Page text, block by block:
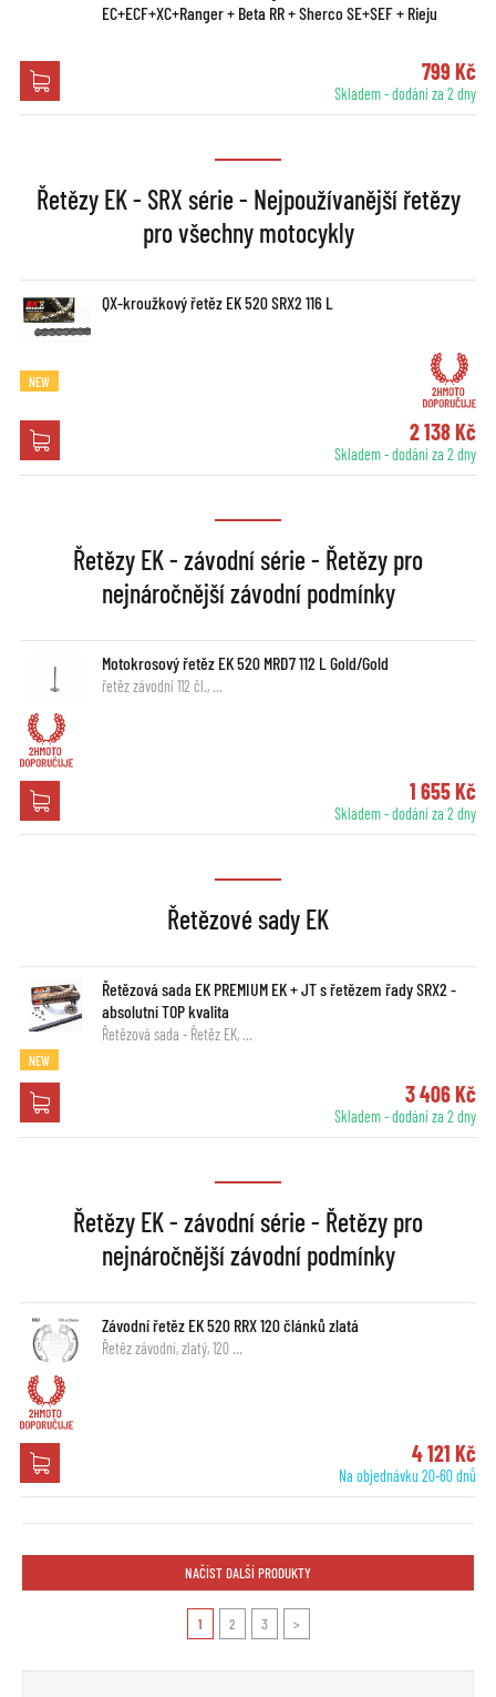
EC+ECF+XC+Ranger + Beta RR + Sherco SE+SEF + Rieju
799 Kč
Skladem - dodání za 2 dny
Řetězy EK - SRX série - Nejpoužívanější řetězy
pro všechny motocykly
QX-kroužkový řetěz EK 520 SRX2 116 L
NEW
2 138 Kč
Skladem - dodání za 2 dny
Řetězy EK - závodní série - Řetězy pro
nejnáročnější závodní podmínky
Motokrosový řetěz EK 520 MRD7 112 L Gold/Gold
řetěz závodní 112 čl., …
1 655 Kč
Skladem - dodání za 2 dny
Řetězové sady EK
Řetězová sada EK PREMIUM EK + JT s řetězem řady SRX2 -
absolutní TOP kvalita
Řetězová sada - Řetěz EK, …
NEW
3 406 Kč
Skladem - dodání za 2 dny
Řetězy EK - závodní série - Řetězy pro
nejnáročnější závodní podmínky
Závodní řetěz EK 520 RRX 120 článků zlatá
Řetěz závodní, zlatý, 120 …
4 121 Kč
Na objednávku 20-60 dnů
NAČÍST DALŠÍ PRODUKTY
1 2 3 >